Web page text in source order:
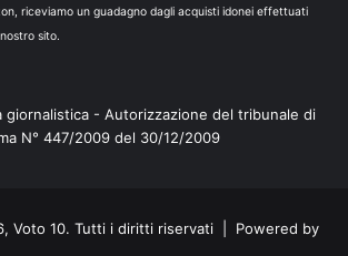
riceviamo un guadagno dagli acquisti idonei effettuati
sito.
giornalistica - Autorizzazione del tribunale di
N° 447/2009 del 30/12/2009
Voto 10. Tutti i diritti riservati | Powered by